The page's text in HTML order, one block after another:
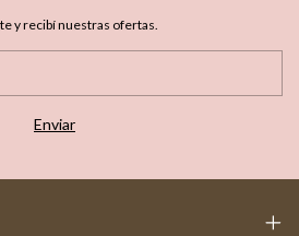
y recibí nuestras ofertas.